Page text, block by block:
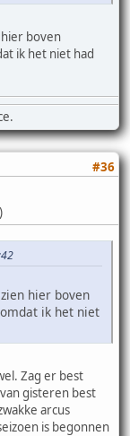
boven
ik het niet had
#36
hier boven
ik het niet
Zag er best
gisteren best
arcus
is begonnen